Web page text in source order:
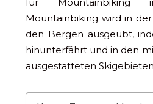
Mountainbiking wird in
den Bergen ausgeübt,
hinunterfährt und in den
ausgestatteten